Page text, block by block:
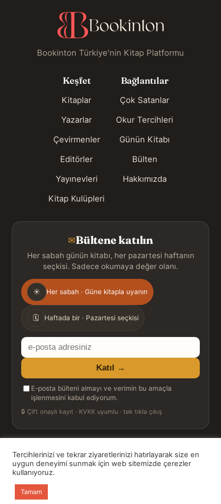
Bookinton Türkiye'nin Kitap Platformu
Keşfet
Kitaplar
Yazarlar
Çevirmenler
Editörler
Yayınevleri
Kitap Kulüpleri
Bağlantılar
Çok Satanlar
Okur Tercihleri
Günün Kitabı
Bülten
Hakkımızda
✉Bültene katılın
Her sabah günün kitabı, her pazartesi haftanın
seçkisi. Sadece okumaya değer olanı.
Gönderim
sıklığı
☀ Her sabah · Güne kitapla uyanın
🗓 Haftada bir · Pazartesi seçkisi
E-
posta
adresiniz
Katıl →
E-posta bülteni almayı ve verimin bu amaçla
işlenmesini kabul ediyorum.
🔒 Çift onaylı kayıt · KVKK uyumlu · tek tıkla çıkış
© 2026 Bookinton — Türkiye’nin Kitap Platformu
HT Book Review — webmaster: Hakan Turgay
Tercihlerinizi ve tekrar ziyaretlerinizi hatırlayarak size en
uygun deneyimi sunmak için web sitemizde çerezler
kullanıyoruz.
Tamam